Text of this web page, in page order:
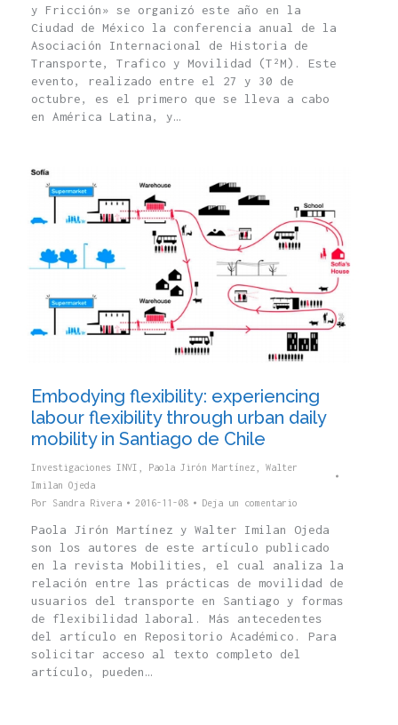
y Fricción» se organizó este año en la
Ciudad de México la conferencia anual de la
Asociación Internacional de Historia de
Transporte, Trafico y Movilidad (T²M). Este
evento, realizado entre el 27 y 30 de
octubre, es el primero que se lleva a cabo
en América Latina, y…
Embodying flexibility: experiencing
labour flexibility through urban daily
mobility in Santiago de Chile
Investigaciones INVI Paola Jirón Martínez
Walter
Imilan Ojeda
Por Sandra Rivera 2016-11-08 Deja un comentario
Paola Jirón Martínez y Walter Imilan Ojeda
son los autores de este artículo publicado
en la revista Mobilities, el cual analiza la
relación entre las prácticas de movilidad de
usuarios del transporte en Santiago y formas
de flexibilidad laboral. Más antecedentes
del artículo en Repositorio Académico. Para
solicitar acceso al texto completo del
artículo, pueden…